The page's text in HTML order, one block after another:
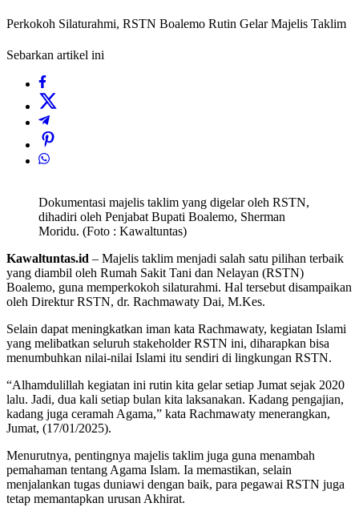
Perkokoh Silaturahmi, RSTN Boalemo Rutin Gelar Majelis Taklim
Sebarkan artikel ini
Dokumentasi majelis taklim yang digelar oleh RSTN,
dihadiri oleh Penjabat Bupati Boalemo, Sherman
Moridu. (Foto : Kawaltuntas)
Kawaltuntas.id – Majelis taklim menjadi salah satu pilihan terbaik
yang diambil oleh Rumah Sakit Tani dan Nelayan (RSTN)
Boalemo, guna memperkokoh silaturahmi. Hal tersebut disampaikan
oleh Direktur RSTN, dr. Rachmawaty Dai, M.Kes.
Selain dapat meningkatkan iman kata Rachmawaty, kegiatan Islami
yang melibatkan seluruh stakeholder RSTN ini, diharapkan bisa
menumbuhkan nilai-nilai Islami itu sendiri di lingkungan RSTN.
“Alhamdulillah kegiatan ini rutin kita gelar setiap Jumat sejak 2020
lalu. Jadi, dua kali setiap bulan kita laksanakan. Kadang pengajian,
kadang juga ceramah Agama,” kata Rachmawaty menerangkan,
Jumat, (17/01/2025).
Menurutnya, pentingnya majelis taklim juga guna menambah
pemahaman tentang Agama Islam. Ia memastikan, selain
menjalankan tugas duniawi dengan baik, para pegawai RSTN juga
tetap memantapkan urusan Akhirat.